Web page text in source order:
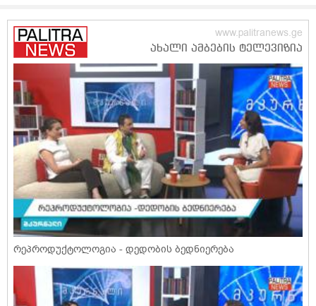
რეპროდუქტოლოგია - დედობის ბედნიერება